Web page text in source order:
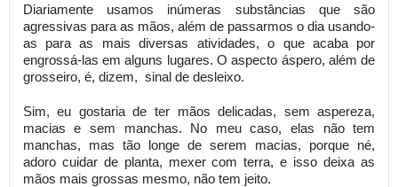
Diariamente usamos inúmeras substâncias que são
agressivas para as mãos, além de passarmos o dia usando-
as para as mais diversas atividades, o que acaba por
engrossá-las em alguns lugares. O aspecto áspero, além de
grosseiro, é, dizem, sinal de desleixo.
Sim, eu gostaria de ter mãos delicadas, sem aspereza,
macias e sem manchas. No meu caso, elas não tem
manchas, mas tão longe de serem macias, porque né,
adoro cuidar de planta, mexer com terra, e isso deixa as
mãos mais grossas mesmo, não tem jeito.